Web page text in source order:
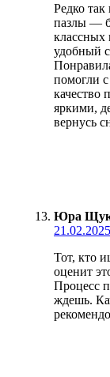
Редко
пазлы —
классных
удобный
помогли
качество
яркими,
вернусь
Юра
21.02.2025
Тот, кто
оценит
Процесс
ждешь.